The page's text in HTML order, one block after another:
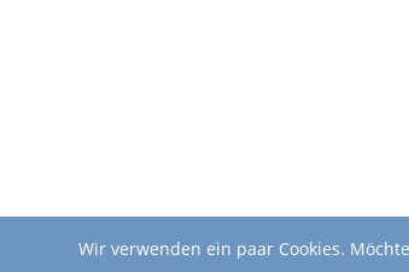
Wir verwenden ein paar Cookies.